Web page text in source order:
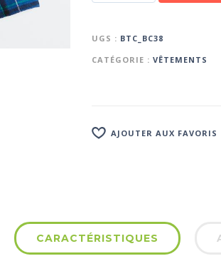
UGS : BTC_BC38
CATÉGORIE : VÊTEMENTS
AJOUTER AUX FAVORIS
CARACTÉRISTIQUES